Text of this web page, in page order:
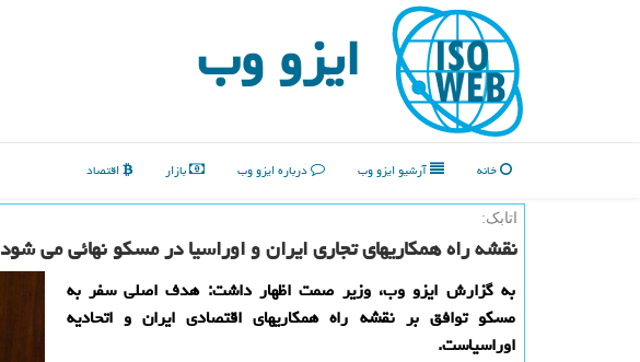
ایزو وب
خانه آرشیو ایزو وب درباره ایزو وب بازار اقتصاد
اتابک:
نقشه راه همکاریهای تجاری ایران و اوراسیا در مسکو نهائی می شود
به گزارش ایزو وب، وزیر صمت اظهار داشت: هدف اصلی سفر به
مسکو توافق بر نقشه راه همکاریهای اقتصادی ایران و اتحادیه
اوراسیاست.